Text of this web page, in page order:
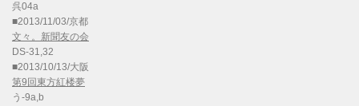
呉04a
■2013/11/03/京都
文々。新聞友の会
DS-31,32
■2013/10/13/大阪
第9回東方紅楼夢
う-9a,b